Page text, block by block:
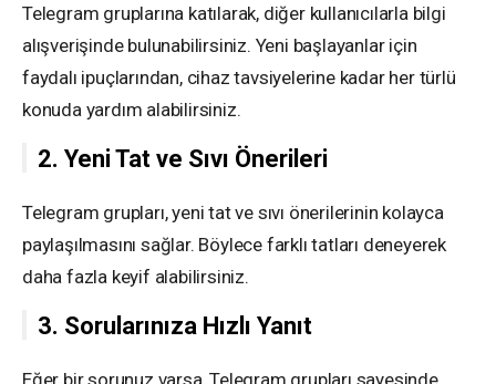
Telegram gruplarına katılarak, diğer kullanıcılarla bilgi
alışverişinde bulunabilirsiniz. Yeni başlayanlar için
faydalı ipuçlarından, cihaz tavsiyelerine kadar her türlü
konuda yardım alabilirsiniz.
2. Yeni Tat ve Sıvı Önerileri
Telegram grupları, yeni tat ve sıvı önerilerinin kolayca
paylaşılmasını sağlar. Böylece farklı tatları deneyerek
daha fazla keyif alabilirsiniz.
3. Sorularınıza Hızlı Yanıt
Eğer bir sorunuz varsa, Telegram grupları sayesinde